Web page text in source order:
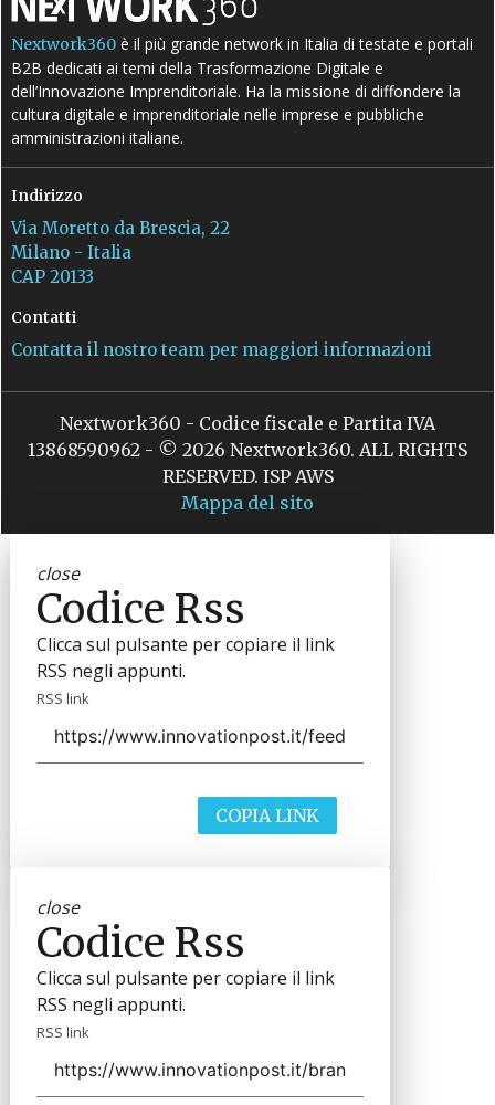
Nextwork360 è il più grande network in Italia di testate e portali
B2B dedicati ai temi della Trasformazione Digitale e
dell’Innovazione Imprenditoriale. Ha la missione di diffondere la
cultura digitale e imprenditoriale nelle imprese e pubbliche
amministrazioni italiane.
Indirizzo
Via Moretto da Brescia, 22
Milano - Italia
CAP 20133
Contatti
Contatta il nostro team per maggiori informazioni
Nextwork360 - Codice fiscale e Partita IVA
13868590962 - © 2026 Nextwork360. ALL RIGHTS
RESERVED. ISP AWS
Mappa del sito
close
Codice Rss
Clicca sul pulsante per copiare il link
RSS negli appunti.
RSS link
COPIA LINK
close
Codice Rss
Clicca sul pulsante per copiare il link
RSS negli appunti.
RSS link